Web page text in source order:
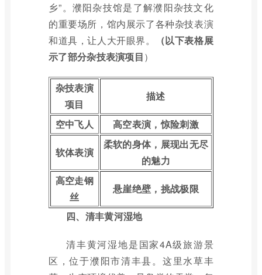
乡”。濮阳杂技馆是了解濮阳杂技文化
的重要场所，馆内展示了各种杂技表演
和道具，让人大开眼界。
（以下表格展
示了部分杂技表演项目）
杂技表演
项目
描述
空中飞人 高空表演，惊险刺激
软体表演
柔软的身体，展现出无尽
的魅力
高空走钢
丝
悬崖绝壁，挑战极限
四、清丰黄河湿地
清丰黄河湿地是国家4A级旅游景
区，位于濮阳市清丰县。这里水草丰